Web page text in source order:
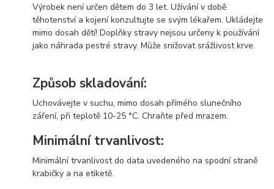
Výrobek není určen dětem do 3 let. Užívání v době
těhotenství a kojení konzultujte se svým lékařem. Ukládejte
mimo dosah dětí! Doplňky stravy nejsou určeny k používání
jako náhrada pestré stravy. Může snižovat srážlivost krve.
Způsob skladování:
Uchovávejte v suchu, mimo dosah přímého slunečního
záření, při teplotě 10-25 °C. Chraňte před mrazem.
Minimální trvanlivost:
Minimální trvanlivost do data uvedeného na spodní straně
krabičky a na etiketě.